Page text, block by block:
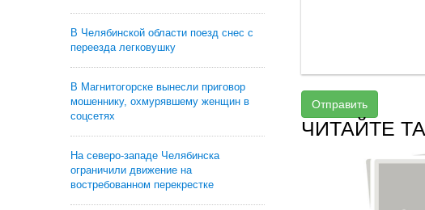
В Челябинской области поезд снес с
переезда легковушку
В Магнитогорске вынесли приговор
мошеннику, охмурявшему женщин в
соцсетях
На северо-западе Челябинска
ограничили движение на
востребованном перекрестке
Отправить
ЧИТАЙТЕ